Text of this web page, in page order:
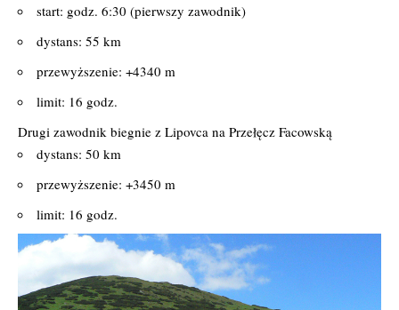
start: godz. 6:30 (pierwszy zawodnik)
dystans: 55 km
przewyższenie: +4340 m
limit: 16 godz.
Drugi zawodnik biegnie z Lipovca na Przełęcz Facowską
dystans: 50 km
przewyższenie: +3450 m
limit: 16 godz.